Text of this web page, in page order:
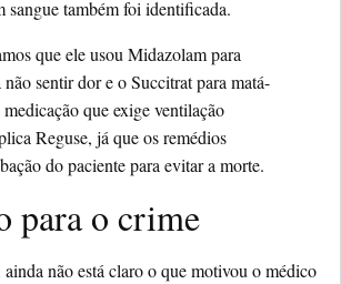
sangue também foi identificada.
que ele usou Midazolam para
sentir dor e o Succitrat para matá-
que exige ventilação
Reguse, já que os remédios
do paciente para evitar a morte.
para o crime
ainda não está claro o que motivou o médico